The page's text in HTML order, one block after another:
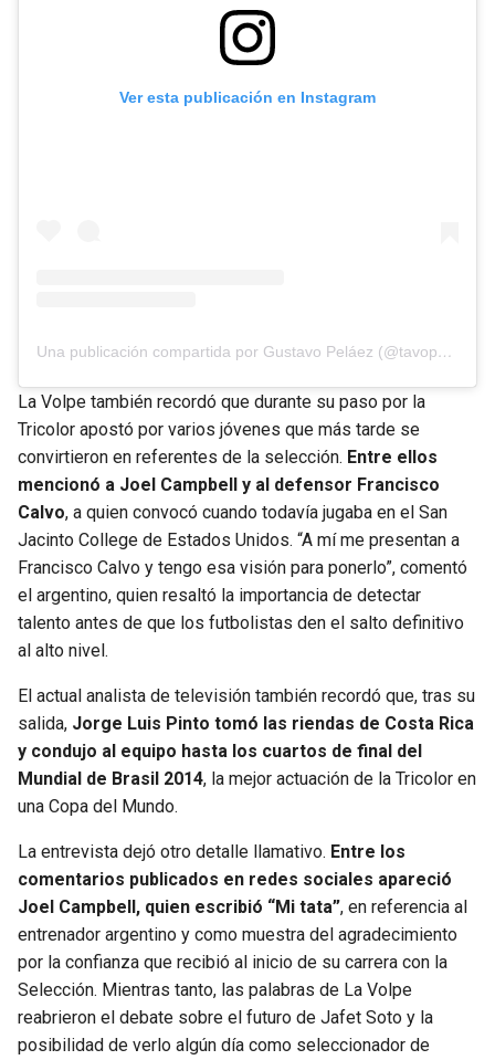
Ver esta publicación en Instagram
Una publicación compartida por Gustavo Peláez (@tavopelaez)
La Volpe también recordó que durante su paso por la
Tricolor apostó por varios jóvenes que más tarde se
convirtieron en referentes de la selección. Entre ellos
mencionó a Joel Campbell y al defensor Francisco
Calvo, a quien convocó cuando todavía jugaba en el San
Jacinto College de Estados Unidos. “A mí me presentan a
Francisco Calvo y tengo esa visión para ponerlo”, comentó
el argentino, quien resaltó la importancia de detectar
talento antes de que los futbolistas den el salto definitivo
al alto nivel.
El actual analista de televisión también recordó que, tras su
salida, Jorge Luis Pinto tomó las riendas de Costa Rica
y condujo al equipo hasta los cuartos de final del
Mundial de Brasil 2014, la mejor actuación de la Tricolor en
una Copa del Mundo.
La entrevista dejó otro detalle llamativo. Entre los
comentarios publicados en redes sociales apareció
Joel Campbell, quien escribió “Mi tata”, en referencia al
entrenador argentino y como muestra del agradecimiento
por la confianza que recibió al inicio de su carrera con la
Selección. Mientras tanto, las palabras de La Volpe
reabrieron el debate sobre el futuro de Jafet Soto y la
posibilidad de verlo algún día como seleccionador de